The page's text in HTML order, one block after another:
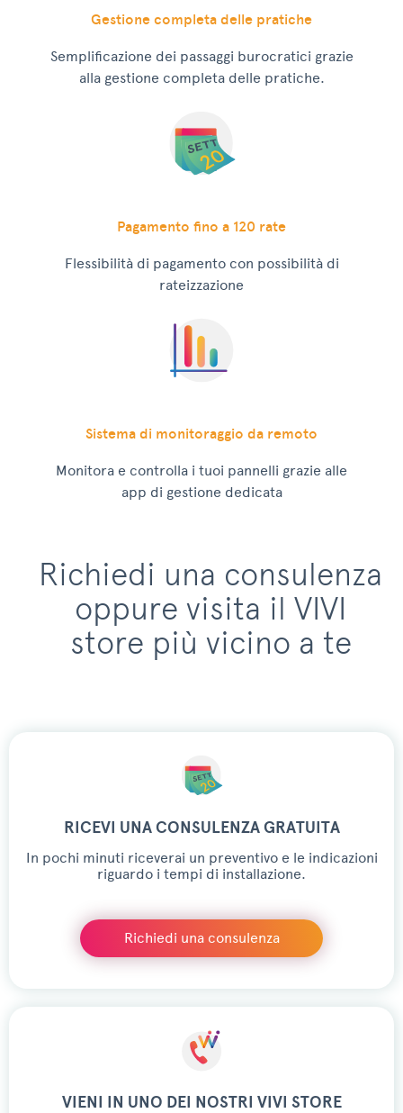
Gestione completa delle pratiche
Semplificazione dei passaggi burocratici grazie
alla gestione completa delle pratiche.
Pagamento fino a 120 rate
Flessibilità di pagamento con possibilità di
rateizzazione
Sistema di monitoraggio da remoto
Monitora e controlla i tuoi pannelli grazie alle
app di gestione dedicata
Richiedi una consulenza
oppure visita il VIVI
store più vicino a te
RICEVI UNA CONSULENZA GRATUITA
In pochi minuti riceverai un preventivo e le indicazioni
riguardo i tempi di installazione.
Richiedi una consulenza
VIENI IN UNO DEI NOSTRI VIVI STORE